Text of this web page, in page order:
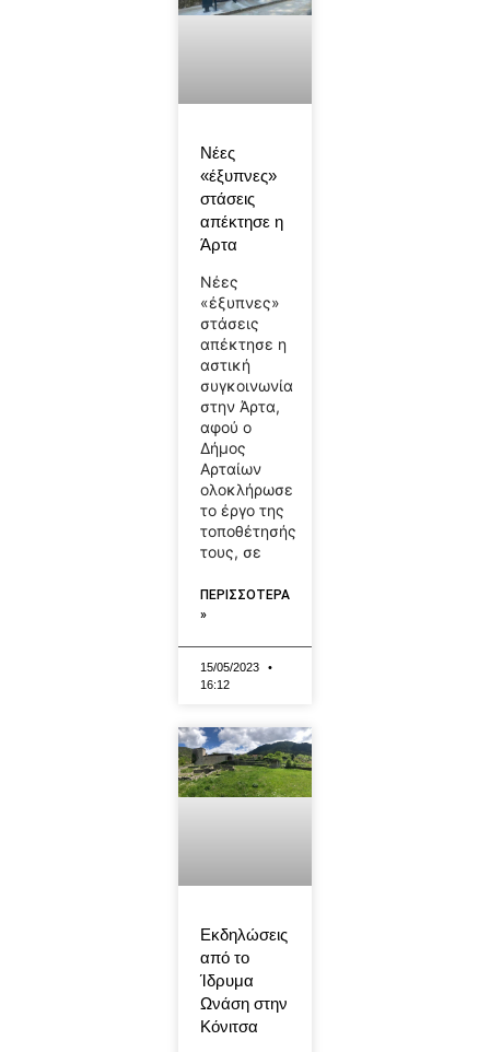
Νέες
«έξυπνες»
στάσεις
απέκτησε η
Άρτα
Νέες
«έξυπνες»
στάσεις
απέκτησε η
αστική
συγκοινωνία
στην Άρτα,
αφού ο
Δήμος
Αρταίων
ολοκλήρωσε
το έργο της
τοποθέτησής
τους, σε
ΠΕΡΙΣΣΟΤΕΡΑ
»
15/05/2023
16:12
Εκδηλώσεις
από το
Ίδρυμα
Ωνάση στην
Κόνιτσα